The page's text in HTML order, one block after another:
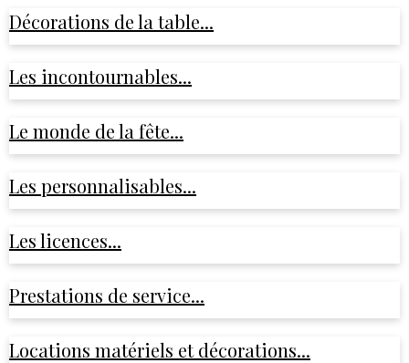
Décorations de la table...
Les incontournables...
Le monde de la fête...
Les personnalisables...
Les licences...
Prestations de service...
Locations matériels et décorations...